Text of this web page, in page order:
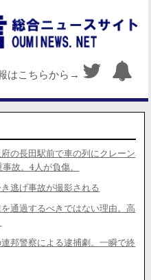
はこちらから→
の長田駅前で車の列にクレーン
故。4人が負傷。
逃げ事故が撮影される
通過するべきではない理由。高
邦警察による逮捕劇。一瞬で終